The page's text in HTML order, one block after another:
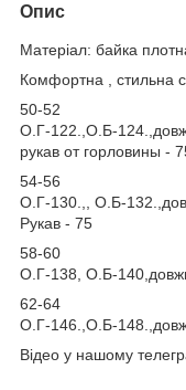
Опис
Матеріал: байка
Комфортна , стильна
50-52
О.Г-122.,О.Б-
рукав от горловины -
54-56
О.Г-130.,, О.Б-
Рукав - 75
58-60
О.Г-138, О.Б-
62-64
О.Г-146.,О.Б-
Відео у нашому